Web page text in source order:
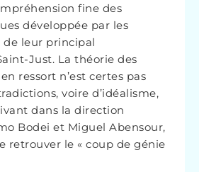
fine des
développée par les
de leur principal
Just. La théorie des
ressort n’est certes pas
voire d’idéalisme,
dans la direction
Bodei et Miguel Abensour,
retrouver le « coup de génie